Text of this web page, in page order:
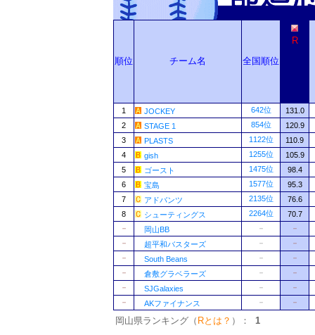
順位 チーム名 全国順位
R
1 JOCKEY 642位
131.0
2
STAGE 1 854位
120.9
3
PLASTS 1122位
110.9
4
gish 1255位
105.9
5
ゴースト 1475位
98.4
6
宝島 1577位
95.3
7
アドバンツ 2135位
76.6
8
シューティングス 2264位
70.7
－
岡山BB －
－
－
超平和バスターズ －
－
－
South Beans －
－
－
倉敷グラベラーズ －
－
－
SJGalaxies －
－
－
AKファイナンス － －
岡山県ランキング（ Rとは？ ）： 1